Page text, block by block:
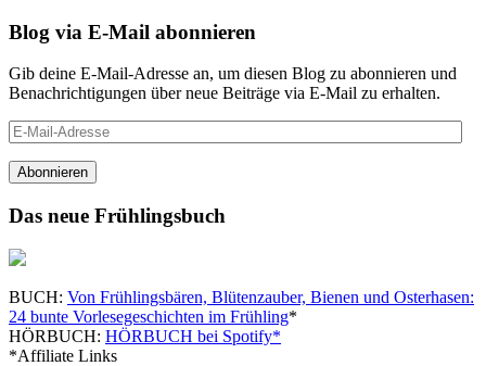
Blog via E-Mail abonnieren
Gib deine E-Mail-Adresse an, um diesen Blog zu abonnieren und
Benachrichtigungen über neue Beiträge via E-Mail zu erhalten.
E-
Mail-
Adresse
Abonnieren
Das neue Frühlingsbuch
BUCH: Von Frühlingsbären, Blütenzauber, Bienen und Osterhasen:
24 bunte Vorlesegeschichten im Frühling*
HÖRBUCH: HÖRBUCH bei Spotify*
*Affiliate Links